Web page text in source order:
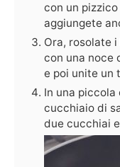
con un
aggiungete
Ora, rosolate
con una noce
e poi unite un
In una
cucchiaio di
due cucchiai